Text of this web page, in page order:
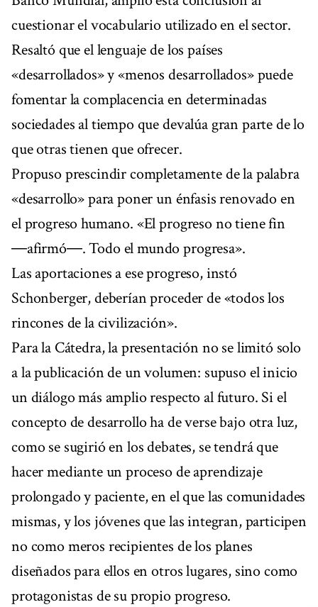
cuestionar el vocabulario utilizado en el sector.
Resaltó que el lenguaje de los países
«desarrollados» y «menos desarrollados» puede
fomentar la complacencia en determinadas
sociedades al tiempo que devalúa gran parte de lo
que otras tienen que ofrecer.
Propuso prescindir completamente de la palabra
«desarrollo» para poner un énfasis renovado en
el progreso humano. «El progreso no tiene fin
―afirmó―. Todo el mundo progresa».
Las aportaciones a ese progreso, instó
Schonberger, deberían proceder de «todos los
rincones de la civilización».
Para la Cátedra, la presentación no se limitó solo
a la publicación de un volumen: supuso el inicio
un diálogo más amplio respecto al futuro. Si el
concepto de desarrollo ha de verse bajo otra luz,
como se sugirió en los debates, se tendrá que
hacer mediante un proceso de aprendizaje
prolongado y paciente, en el que las comunidades
mismas, y los jóvenes que las integran, participen
no como meros recipientes de los planes
diseñados para ellos en otros lugares, sino como
protagonistas de su propio progreso.